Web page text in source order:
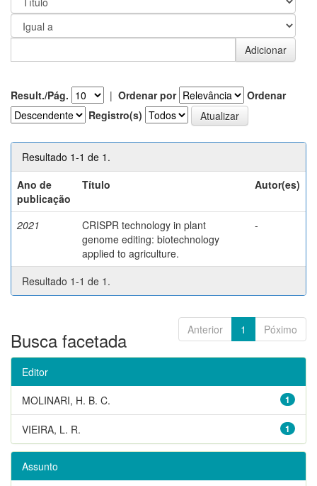
Result./Pág. | Ordenar por
Ordenar
Registro(s)
Resultado 1-1 de 1.
Ano de
publicação
Título Autor(es)
2021
CRISPR technology in plant
genome editing: biotechnology
applied to agriculture.
-
Resultado 1-1 de 1.
Anterior 1 Póximo
Busca facetada
Editor
1
MOLINARI, H. B. C.
1
VIEIRA, L. R.
Assunto